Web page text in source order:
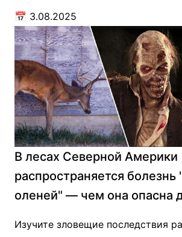
📅 3.08.2025
В лесах Северной Америки
распространяется болезнь
оленей" — чем она опасна
Изучите зловещие последствия